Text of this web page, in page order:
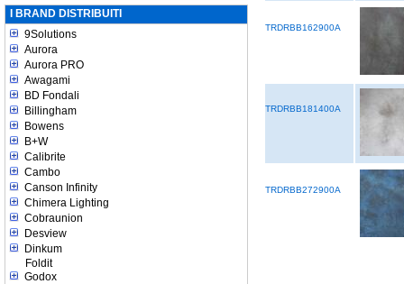
I BRAND DISTRIBUITI
9Solutions
Aurora
Aurora PRO
Awagami
BD Fondali
Billingham
Bowens
B+W
Calibrite
Cambo
Canson Infinity
Chimera Lighting
Cobraunion
Desview
Dinkum
Foldit
Godox
TRDRBB162900A
TRDRBB181400A
TRDRBB272900A